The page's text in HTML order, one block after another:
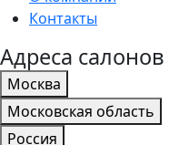
Контакты
Адреса салонов
Москва
Московская область
Россия